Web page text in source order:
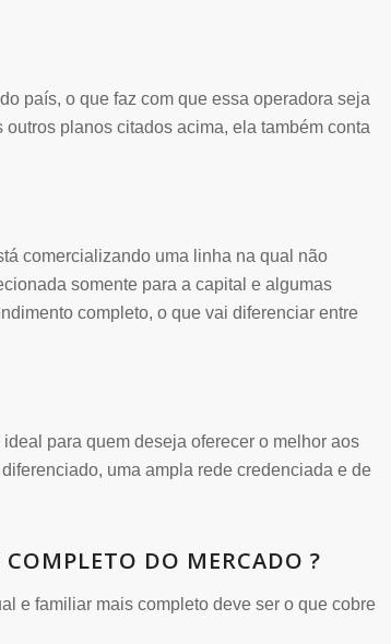
país, o que faz com que essa operadora seja
planos citados acima, ela também conta
comercializando uma linha na qual não
somente para a capital e algumas
completo, o que vai diferenciar entre
para quem deseja oferecer o melhor aos
uma ampla rede credenciada e de
DO MERCADO ?
e familiar mais completo deve ser o que cobre